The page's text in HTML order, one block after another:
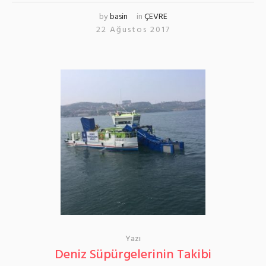
bybasin inÇEVRE
22 Ağustos 2017
Yazı
Deniz Süpürgelerinin Takibi